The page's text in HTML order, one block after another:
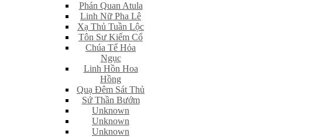
Phán Quan Atula
Linh Nữ Pha Lê
Xạ Thủ Tuần Lộc
Tôn Sư Kiếm Cổ
Chúa Tể Hỏa
Ngục
Linh Hồn Hoa
Hồng
Quạ Đêm Sát Thủ
Sứ Thần Bướm
Unknown
Unknown
Unknown